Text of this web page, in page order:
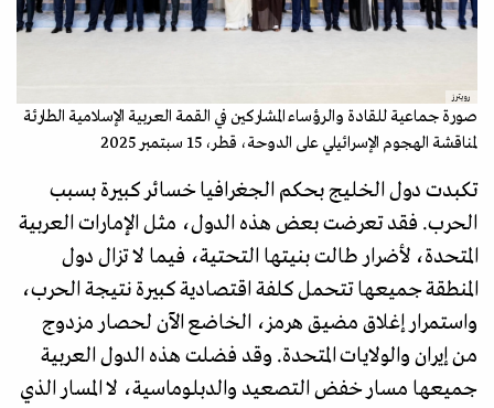
رويترز
صورة جماعية للقادة والرؤساء المشاركين في القمة العربية الإسلامية الطارئة
لمناقشة الهجوم الإسرائيلي على الدوحة، قطر، 15 سبتمبر 2025
تكبدت دول الخليج بحكم الجغرافيا خسائر كبيرة بسبب
الحرب. فقد تعرضت بعض هذه الدول، مثل الإمارات العربية
المتحدة، لأضرار طالت بنيتها التحتية، فيما لا تزال دول
المنطقة جميعها تتحمل كلفة اقتصادية كبيرة نتيجة الحرب،
واستمرار إغلاق مضيق هرمز، الخاضع الآن لحصار مزدوج
من إيران والولايات المتحدة. وقد فضلت هذه الدول العربية
جميعها مسار خفض التصعيد والدبلوماسية، لا المسار الذي